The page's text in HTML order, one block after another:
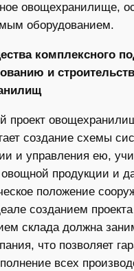
овощехранилище,
оборудованием.
комплексного
и
проект
создание схемы
и управления ею,
овощной продукции и
положение
созданием
склада должна
что позволяет
всех